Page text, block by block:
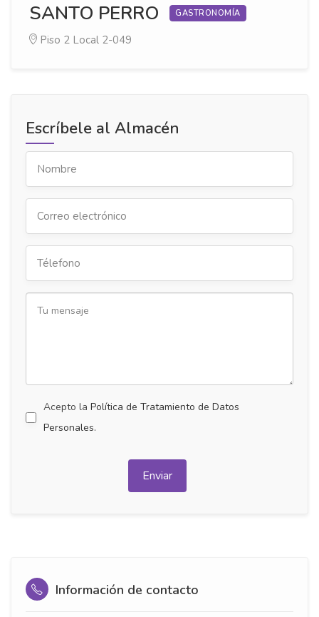
SANTO PERRO GASTRONOMÍA
Piso 2 Local 2-049
Escríbele al Almacén
Acepto la Política de Tratamiento de Datos
Personales.
Enviar
Información de contacto